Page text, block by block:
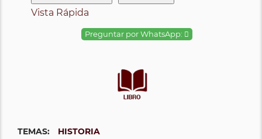
Vista Rápida
Preguntar por WhatsApp:
TEMAS: HISTORIA